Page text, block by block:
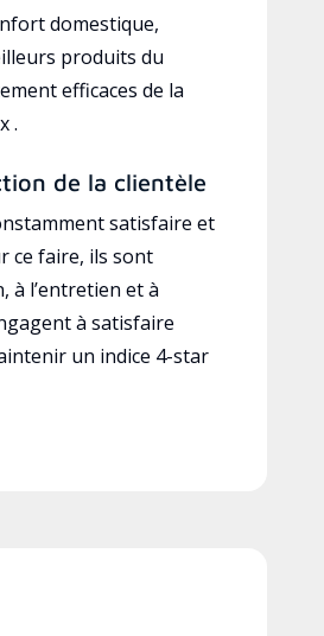
domestique,
produits du
efficaces de la
.
de la clientèle
satisfaire et
ce faire, ils sont
à l’entretien et à
à satisfaire
un indice 4-star